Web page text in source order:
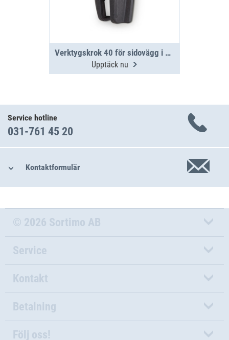
Verktygskrok 40 för sidovägg i aluminium
Upptäck nu
Service hotline
031-761 45 20
Kontaktformulär
© 2026 Sortimo AB
Service
Kontakt
Betalning
Följ oss!